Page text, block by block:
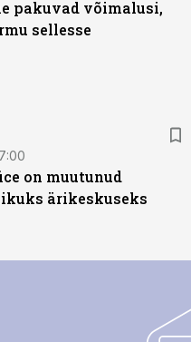
pakuvad võimalusi,
sellesse
on muutunud
ärikeskuseks